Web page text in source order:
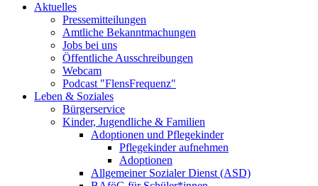
Aktuelles
Pressemitteilungen
Amtliche Bekanntmachungen
Jobs bei uns
Öffentliche Ausschreibungen
Webcam
Podcast "FlensFrequenz"
Leben & Soziales
Bürgerservice
Kinder, Jugendliche & Familien
Adoptionen und Pflegekinder
Pflegekinder aufnehmen
Adoptionen
Allgemeiner Sozialer Dienst (ASD)